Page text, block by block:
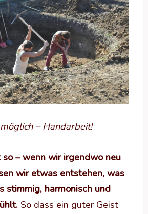
– Handarbeit!
– wenn wir irgendwo neu
wir etwas entstehen, was
stimmig, harmonisch und
So dass ein guter Geist